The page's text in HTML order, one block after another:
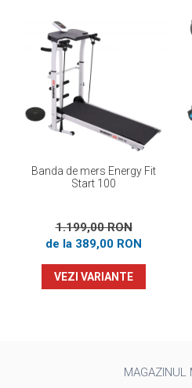
Banda de mers Energy Fit
Start 100
1.199,00 RON
de la 389,00 RON
VEZI VARIANTE
MAGAZINUL